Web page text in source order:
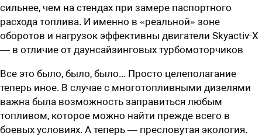
сильнее, чем на стендах при замере паспортного
расхода топлива. И именно в «реальной» зоне
оборотов и нагрузок эффективны двигатели Skyactiv-X
— в отличие от даунсайзинговых турбомоторчиков
Все это было, было, было... Просто целеполагание
теперь иное. В случае с многотопливными дизелями
важна была возможность заправиться любым
топливом, которое можно найти прежде всего в
боевых условиях. А теперь — пресловутая экология.